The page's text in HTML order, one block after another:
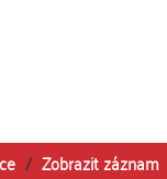
Zobrazit záznam